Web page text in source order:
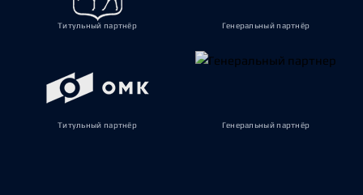
Титульный партнёр Генеральный партнёр
Титульный партнёр Генеральный партнёр